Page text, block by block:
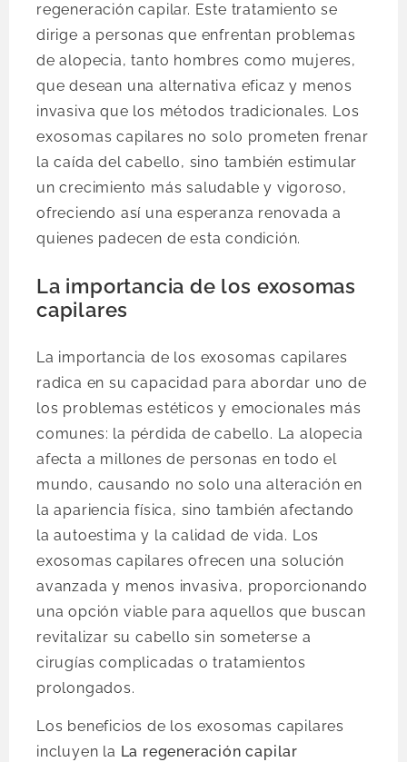
regeneración capilar. Este tratamiento se
dirige a personas que enfrentan problemas
de alopecia, tanto hombres como mujeres,
que desean una alternativa eficaz y menos
invasiva que los métodos tradicionales. Los
exosomas capilares no solo prometen frenar
la caída del cabello, sino también estimular
un crecimiento más saludable y vigoroso,
ofreciendo así una esperanza renovada a
quienes padecen de esta condición.
La importancia de los exosomas
capilares
La importancia de los exosomas capilares
radica en su capacidad para abordar uno de
los problemas estéticos y emocionales más
comunes: la pérdida de cabello. La alopecia
afecta a millones de personas en todo el
mundo, causando no solo una alteración en
la apariencia física, sino también afectando
la autoestima y la calidad de vida. Los
exosomas capilares ofrecen una solución
avanzada y menos invasiva, proporcionando
una opción viable para aquellos que buscan
revitalizar su cabello sin someterse a
cirugías complicadas o tratamientos
prolongados.
Los beneficios de los exosomas capilares
incluyen la La regeneración capilar